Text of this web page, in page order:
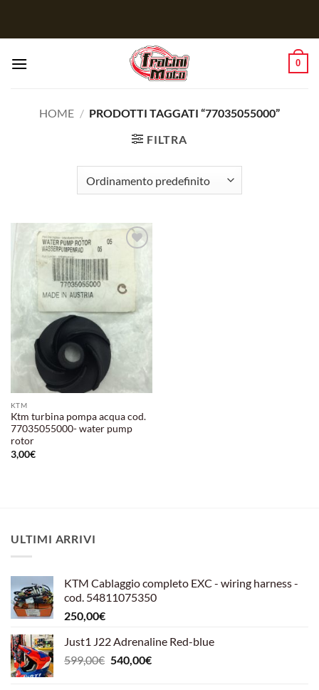
0
HOME / PRODOTTI TAGGATI “77035055000”
FILTRA
desideri
KTM
Ktm turbina pompa acqua cod.
77035055000- water pump
rotor
3,00€
ULTIMI ARRIVI
KTM Cablaggio completo EXC - wiring harness -
cod. 54811075350
250,00€
Just1 J22 Adrenaline Red-blue
599,00€ Il
540,00€Il